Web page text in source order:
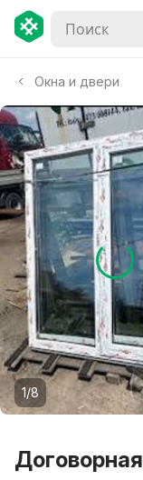
Окна и двери
1/8
Договорная